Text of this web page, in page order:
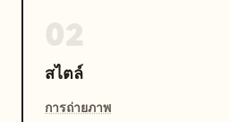
สไตล์
การถ่ายภาพ